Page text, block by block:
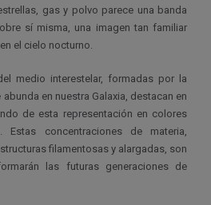
gas y polvo parece una banda
sí misma, una imagen tan familiar
el cielo nocturno.
medio interestelar, formadas por la
en nuestra Galaxia, destacan en
de esta representación en colores
Estas concentraciones de materia,
filamentosas y alargadas, son
las futuras generaciones de